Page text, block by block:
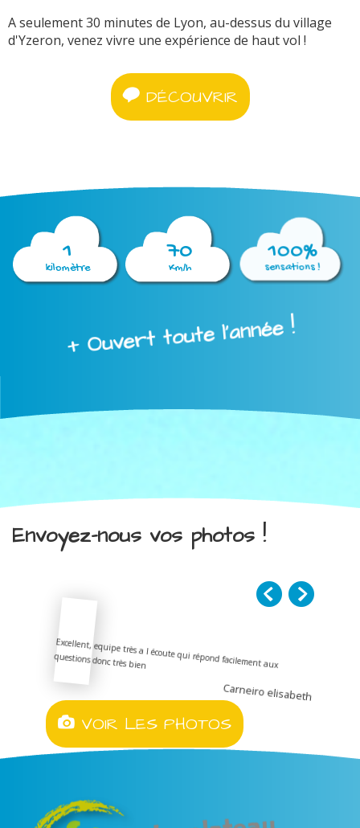
A seulement 30 minutes de Lyon, au-dessus du village
d'Yzeron, venez vivre une expérience de haut vol !
DÉCOUVRIR
1
kilomètre
70
Km/h
100%
sensations !
+ Ouvert toute l'année !
Envoyez-nous vos photos !
Excellent, equipe très a l écoute qui répond facilement aux
questions donc très bien
Carneiro elisabeth
VOIR LES PHOTOS